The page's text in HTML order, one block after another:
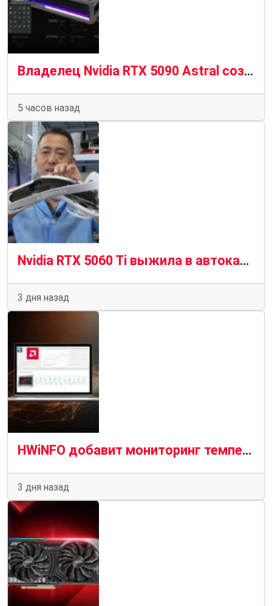
Владелец Nvidia RTX 5090 Astral создает инструмент для выключения ПК до того, как сгорит кабель 12 В-2×6
5 часов назад
Nvidia RTX 5060 Ti выжила в автокатастрофе и выжила, чтобы рассказать об этом
3 дня назад
HWiNFO добавит мониторинг температуры VRAM на кристалле для графических процессоров AMD и Nvidia
3 дня назад